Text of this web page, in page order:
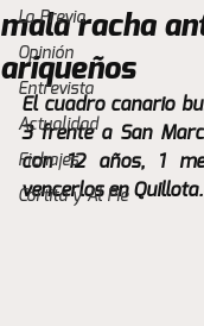
La Previa
Opinión
Entrevista
Actualidad
Fichajes
Cortita y Al Pie
mala racha
ariqueños
El cuadro canario
3 frente a San
con 12 años, 1
vencerlos en Quillota.